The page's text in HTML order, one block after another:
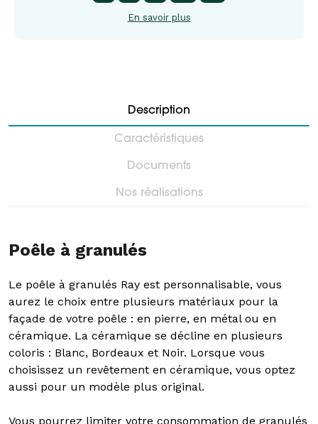
En savoir plus
Description
Caractéristiques
Documents
Nos réalisations
Poêle à granulés
Le poêle à granulés Ray est personnalisable, vous
aurez le choix entre plusieurs matériaux pour la
façade de votre poêle : en pierre, en métal ou en
céramique. La céramique se décline en plusieurs
coloris : Blanc, Bordeaux et Noir. Lorsque vous
choisissez un revêtement en céramique, vous optez
aussi pour un modèle plus original.
Vous pourrez limiter votre consommation de granulés